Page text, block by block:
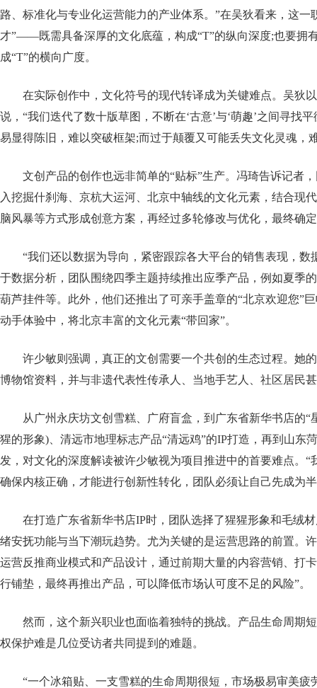
路、标准化与专业化运营能力的产业体系。”在吴狄看来，这一
才”——既需具备深厚的文化底蕴，构成“T”的纵向深度;也要拥
成“T”的横向广度。
在实际创作中，文化符号的现代转译成为关键难点。吴狄
说，“我们迭代了数十版草图，不断在‘古意’与‘萌趣’之间寻找
易显得陈旧，难以突破框架;而过于颠覆又可能丢失文化灵魂，
文创产品的创作也远非简单的“贴标”生产。冯琦告诉记者
入挖掘什刹海、京杭大运河、北京中轴线的文化元素，结合现
脑风暴等方式形成创意方案，再经过多轮修改与优化，最终确
“我们还以数据为导向，紧密跟踪各大平台的销售表现，数
于数据分析，团队围绕四季主题持续推出应季产品，例如夏季
葫芦挂件等。此外，他们还推出了可亲手盖章的“北京欢迎您”
动手体验中，将北京丰富的文化元素“带回家”。
许少敏则强调，真正的文创需要一个共创的生态过程。她
博物馆资料，并与非遗代表性传承人、当地手艺人、社区居民
从广州永庆坊文创雪糕、广府盲盒，到广东省新华书店的“
猩的形象)、清远市地理标志产品“清远鸡”的IP打造，再到山东
发，对文化的深度解读被许少敏视为项目推进中的首要难点。“
确保内核正确，才能进行创新性转化，团队必须让自己先成为
在打造广东省新华书店IP时，团队选择了猩猩形象和毛绒
绪安抚功能与当下潮玩趋势。尤为关键的是运营思路的前置。
运营反推商业模式和产品设计，通过前期大量的内容营销、打
行铺垫，最终再推出产品，可以降低市场认可度不足的风险”。
然而，这个新兴职业也面临着独特的挑战。产品生命周期
权保护难是几位受访者共同提到的难题。
“一个冰箱贴、一支雪糕的生命周期很短，市场极易审美疲